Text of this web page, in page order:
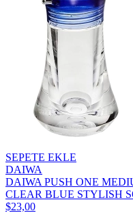
SEPETE EKLE
DAIWA
DAIWA PUSH ONE
CLEAR BLUE STYLISH
$23,00